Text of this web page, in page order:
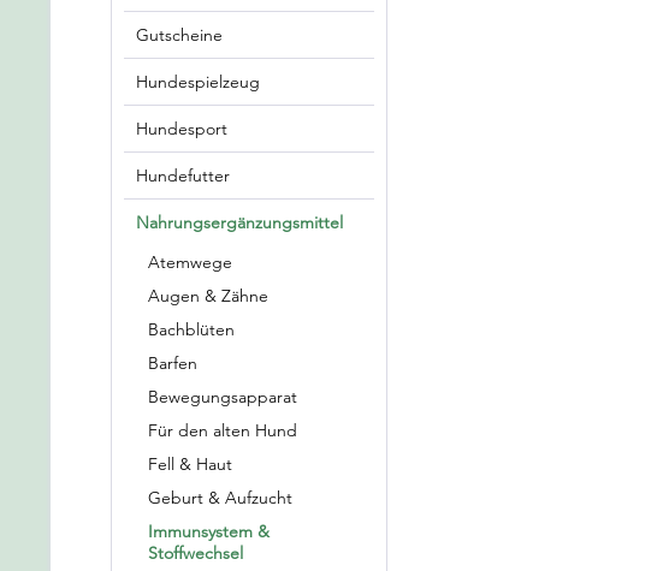
Gutscheine
Hundespielzeug
Hundesport
Hundefutter
Nahrungsergänzungsmittel
Atemwege
Augen & Zähne
Bachblüten
Barfen
Bewegungsapparat
Für den alten Hund
Fell & Haut
Geburt & Aufzucht
Immunsystem &
Stoffwechsel